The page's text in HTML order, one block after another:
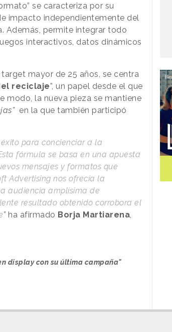
se caracteriza por su
impacto independientemente del
Además, permite integrar todo
interactivos, datos dinámicos
mayor de 25 años, se centra
reciclaje”, un papel desde el que
modo, la nueva pieza se mantiene
en la que también participó
para concienciar a la
fórmula se basa en una apuesta
mensajes y formatos que
Advertising nos ofrecía la
audiencia amplísima de
resultado obtenido corrobora el
”ha afirmado Borja Martiarena
display con su última campaña"